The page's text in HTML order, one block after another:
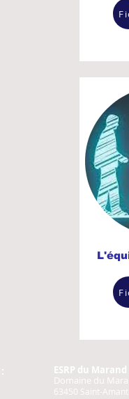
ESRP du Marand
Domaine du
63450 Saint-